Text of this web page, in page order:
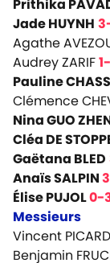
Prithika
Jade HUYNH
Agathe
Audrey ZARIF
Pauline
Clémence
Nina GUO
Cléa DE
Gaëtana BLED
Anaïs SALPIN
Élise PUJOL0-
Messieurs
Vincent PICARD
Benjamin